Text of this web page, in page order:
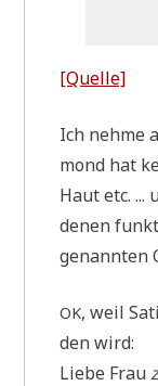
[Quel­le]
Ich neh­me
mond hat
Haut etc.
denen
genann­ten
OK, weil
den wird:
Lie­be Frau